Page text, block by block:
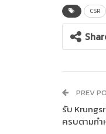
CSR
PREV
รับ
ครบตามก